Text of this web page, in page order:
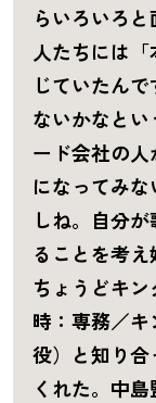
らいろいろ
人たちには
じていたん
ないかなと
ード会社の
になってみ
しね。自分
ることを考
ちょうどキ
時：専務／
役）と知り
くれた。中